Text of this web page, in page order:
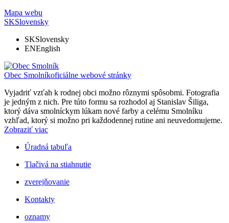
Mapa webu
SKSlovensky
SKSlovensky
ENEnglish
Obec Smolníkoficiálne webové stránky
Vyjadriť vzťah k rodnej obci možno rôznymi spôsobmi. Fotografia
je jedným z nich. Pre túto formu sa rozhodol aj Stanislav Šiliga,
ktorý dáva smolníckym lúkam nové farby a celému Smolníku
vzhľad, ktorý si možno pri každodennej rutine ani neuvedomujeme.
Zobraziť viac
Úradná tabuľa
Tlačivá na stiahnutie
zverejňovanie
Kontakty
oznamy